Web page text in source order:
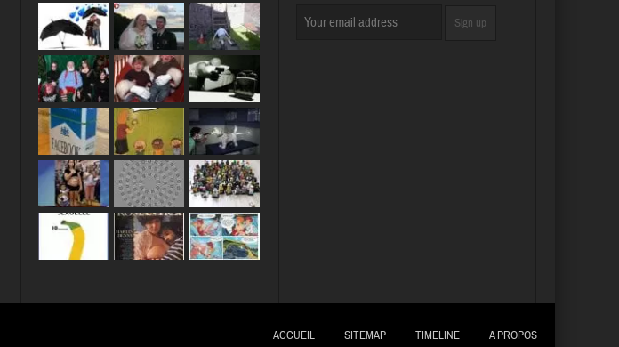
ACCUEIL SITEMAP TIMELINE A PROPOS